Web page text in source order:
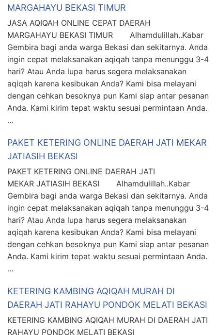
MARGAHAYU BEKASI TIMUR
JASA AQIQAH ONLINE CEPAT DAERAH
MARGAHAYU BEKASI TIMUR Alhamdulillah..Kabar
Gembira bagi anda warga Bekasi dan sekitarnya. Anda
ingin cepat melaksanakan aqiqah tanpa menunggu 3-4
hari? Atau Anda lupa harus segera melaksanakan
aqiqah karena kesibukan Anda? Kami bisa melayani
dengan cehkan besoknya pun Kami siap antar pesanan
Anda. Kami kirim tepat waktu sesuai permintaan Anda.
…
PAKET KETERING ONLINE DAERAH JATI MEKAR
JATIASIH BEKASI
PAKET KETERING ONLINE DAERAH JATI
MEKAR JATIASIH BEKASI Alhamdulillah..Kabar
Gembira bagi anda warga Bekasi dan sekitarnya. Anda
ingin cepat melaksanakan aqiqah tanpa menunggu 3-4
hari? Atau Anda lupa harus segera melaksanakan
aqiqah karena kesibukan Anda? Kami bisa melayani
dengan cehkan besoknya pun Kami siap antar pesanan
Anda. Kami kirim tepat waktu sesuai permintaan Anda.
…
KETERING KAMBING AQIQAH MURAH DI
DAERAH JATI RAHAYU PONDOK MELATI BEKASI
KETERING KAMBING AQIQAH MURAH DI DAERAH JATI
RAHAYU PONDOK MELATI BEKASI